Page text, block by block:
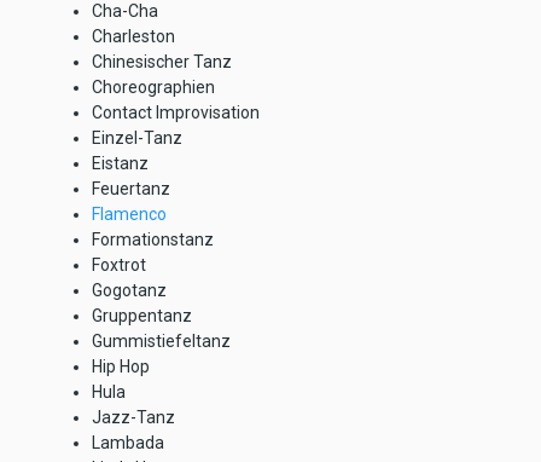
Cha-Cha
Charleston
Chinesischer Tanz
Choreographien
Contact Improvisation
Einzel-Tanz
Eistanz
Feuertanz
Flamenco
Formationstanz
Foxtrot
Gogotanz
Gruppentanz
Gummistiefeltanz
Hip Hop
Hula
Jazz-Tanz
Lambada